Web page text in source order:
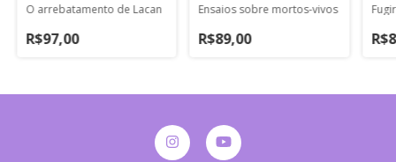
O arrebatamento de Lacan
R$97,00
Ensaios sobre mortos-vivos
R$89,00